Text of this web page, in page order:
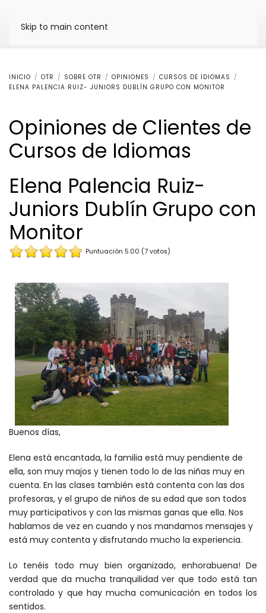
Skip to main content
INICIO OTR SOBRE OTR OPINIONES
CURSOS DE IDIOMAS
ELENA PALENCIA RUIZ- JUNIORS DUBLÍN GRUPO CON MONITOR
Opiniones de Clientes de
Cursos de Idiomas
Elena Palencia Ruiz-
Juniors Dublín Grupo con
Monitor
Puntuación 5.00 (7 votos)
Buenos días,
Elena está encantada, la familia está muy pendiente de
ella, son muy majos y tienen todo lo de las niñas muy en
cuenta. En las clases también está contenta con las dos
profesoras, y el grupo de niños de su edad que son todos
muy participativos y con las mismas ganas que ella. Nos
hablamos de vez en cuando y nos mandamos mensajes y
está muy contenta y disfrutando mucho la experiencia.
Lo tenéis todo muy bien organizado, enhorabuena! De
verdad que da mucha tranquilidad ver que todo está tan
controlado y que hay mucha comunicación en todos los
sentidos.